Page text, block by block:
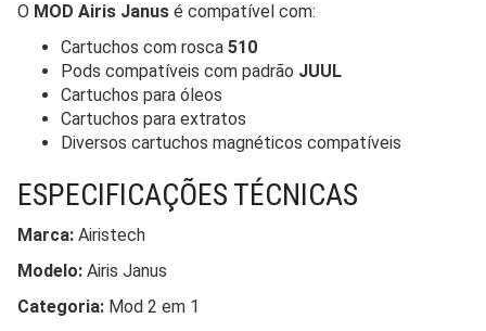
O MOD Airis Janus é compatível com:
Cartuchos com rosca 510
Pods compatíveis com padrão JUUL
Cartuchos para óleos
Cartuchos para extratos
Diversos cartuchos magnéticos compatíveis
ESPECIFICAÇÕES TÉCNICAS
Marca: Airistech
Modelo: Airis Janus
Categoria: Mod 2 em 1